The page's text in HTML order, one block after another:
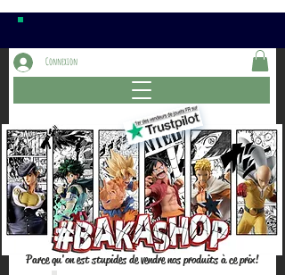
Parce qu'on est stupides de vendre nos produits à ce prix!
Connexion